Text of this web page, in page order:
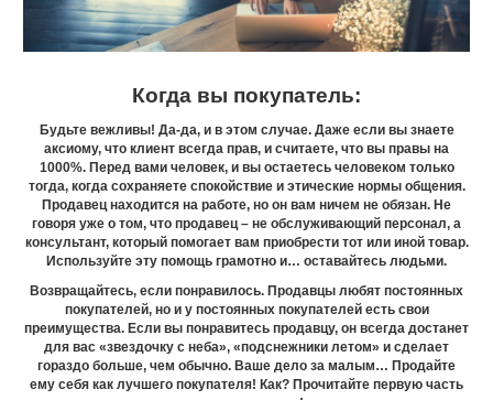
Когда вы покупатель:
Будьте вежливы! Да-да, и в этом случае. Даже если вы знаете
аксиому, что клиент всегда прав, и считаете, что вы правы на
1000%. Перед вами человек, и вы остаетесь человеком только
тогда, когда сохраняете спокойствие и этические нормы общения.
Продавец находится на работе, но он вам ничем не обязан. Не
говоря уже о том, что продавец – не обслуживающий персонал, а
консультант, который помогает вам приобрести тот или иной товар.
Используйте эту помощь грамотно и… оставайтесь людьми.
Возвращайтесь, если понравилось. Продавцы любят постоянных
покупателей, но и у постоянных покупателей есть свои
преимущества. Если вы понравитесь продавцу, он всегда достанет
для вас «звездочку с неба», «подснежники летом» и сделает
гораздо больше, чем обычно. Ваше дело за малым… Продайте
ему себя как лучшего покупателя! Как? Прочитайте первую часть